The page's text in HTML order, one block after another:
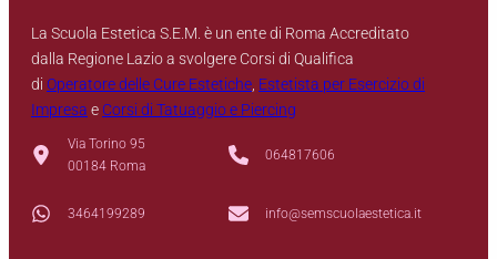
La Scuola Estetica S.E.M. è un ente di Roma Accreditato
dalla Regione Lazio a svolgere Corsi di Qualifica
di Operatore delle Cure Estetiche Estetista per Esercizio di
Impresa e Corsi di Tatuaggio e Piercing
Via Torino 95
00184 Roma
064817606
3464199289 info@semscuolaestetica.it